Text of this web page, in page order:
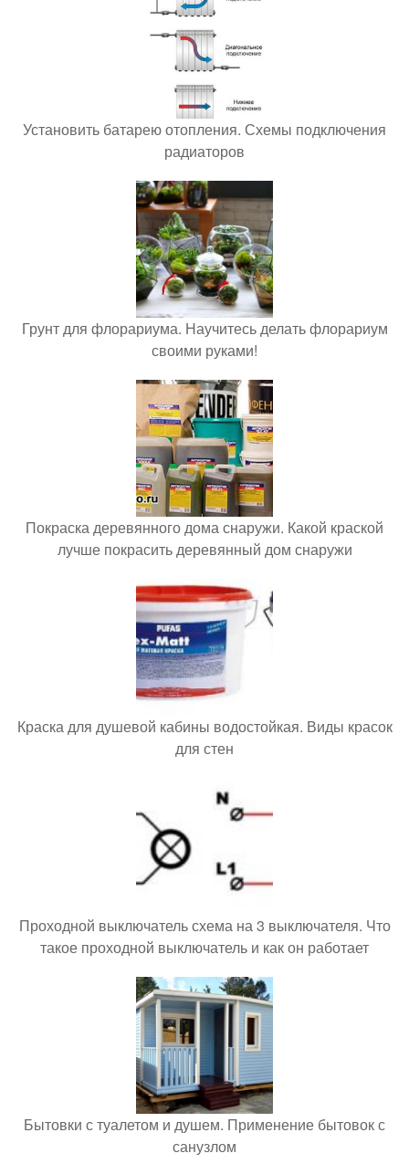
Установить батарею отопления. Схемы подключения
радиаторов
Грунт для флорариума. Научитесь делать флорариум
своими руками!
Покраска деревянного дома снаружи. Какой краской
лучше покрасить деревянный дом снаружи
Краска для душевой кабины водостойкая. Виды красок
для стен
Проходной выключатель схема на 3 выключателя. Что
такое проходной выключатель и как он работает
Бытовки с туалетом и душем. Применение бытовок с
санузлом